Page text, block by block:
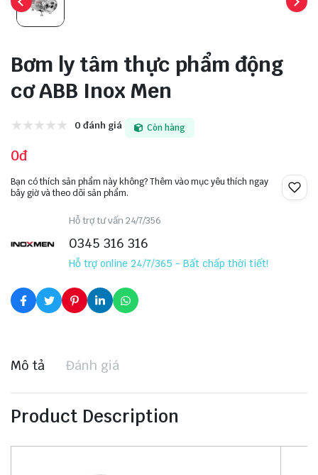
Bơm ly tâm thực phẩm động
cơ ABB Inox Men
0 đánh giá Còn hàng
0đ
Bạn có thích sản phẩm này không? Thêm vào mục yêu thích ngay
bây giờ và theo dõi sản phẩm.
Hỗ trợ tư vấn 24/7/356
0345 316 316
Hỗ trợ online 24/7/365 - Bất chấp thời tiết!
Mô tả Đánh giá
Product Description